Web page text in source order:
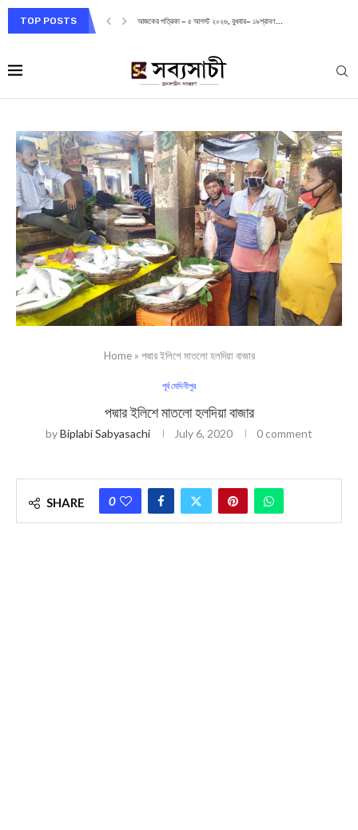
TOP POSTS আজকের পত্রিকা – ৫ আগস্ট ২০২৬, বুধবার– ১৯শ্রাবণ...
Home» পদ্মার ইলিশে মাতলো হলদিয়া বাজার
পূর্ব মেদিনীপুর
পদ্মার ইলিশে মাতলো হলদিয়া বাজার
byBiplabi Sabyasachi July 6, 2020 0 comment
SHARE 0